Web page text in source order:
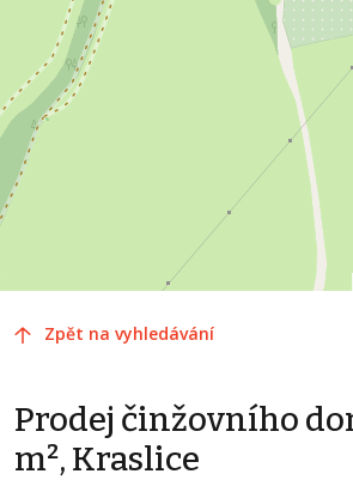
Zpět na vyhledávání
Prodej činžovního
m², Kraslice